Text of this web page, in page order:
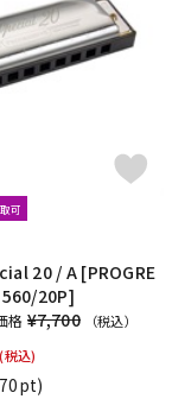
可
20 / A [PROGRE
560/20P]
格 ¥7,700 （税込）
(税込)